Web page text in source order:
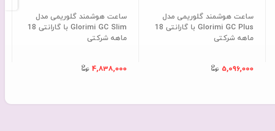
ساعت هوشمند گلوریمی مدل
Glorimi GC Plus با گارانتی 18
ماهه شرکتی
5,096,000
ساعت هوشمند گلوریمی مدل
Glorimi GC Slim با گارانتی 18
ماهه شرکتی
4,838,000